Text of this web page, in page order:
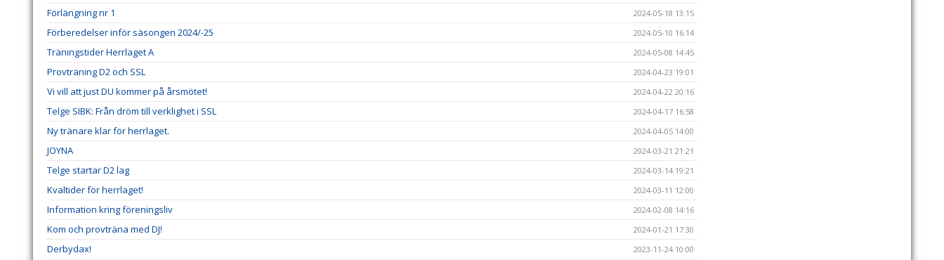
Förlängning nr 1 2024-05-18 13:15
Förberedelser inför säsongen 2024/-25 2024-05-10 16:14
Träningstider Herrlaget A 2024-05-08 14:45
Provträning D2 och SSL 2024-04-23 19:01
Vi vill att just DU kommer på årsmötet! 2024-04-22 20:16
Telge SIBK: Från dröm till verklighet i SSL 2024-04-17 16:58
Ny tränare klar för herrlaget. 2024-04-05 14:00
JOYNA 2024-03-21 21:21
Telge startar D2 lag 2024-03-14 19:21
Kvaltider för herrlaget! 2024-03-11 12:00
Information kring föreningsliv 2024-02-08 14:16
Kom och provträna med DJ! 2024-01-21 17:30
Derbydax! 2023-11-24 10:00